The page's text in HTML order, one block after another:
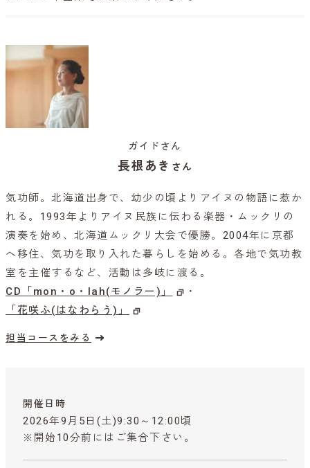
ガイドさん
長根あき さん
気功師。北海道出身で、幼少の頃よりアイヌの物語に惹か
れる。1993年よりアイヌ民族に伝わる楽器・ムックリの
演奏を始め、北海道ムックリ大会で優勝。2004年に京都
へ移住、気功を取り入れた暮らしを始める。各地で気功教
室を主催するなど、活動は多岐に渡る。
CD「mon・o・lah(モノラー)」
・
「花咲ふ(はなわらう)」
担当コースをみる
開催日時
2026年9月5日(土)9:30～12:00頃
※開始10分前にはご集合下さい。